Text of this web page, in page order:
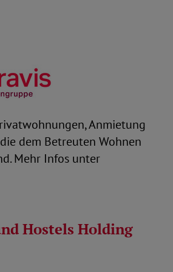
Anmietung
dem Betreuten Wohnen
Mehr Infos unter
Hostels Holding